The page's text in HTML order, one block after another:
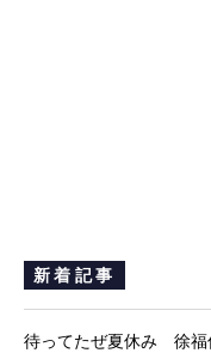
新着記事
待ってたぜ夏休み 徐福